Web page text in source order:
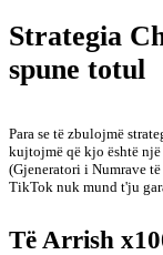
Strategia
spune totul
Para se të zbulojmë
kujtojmë që kjo është
(Gjeneratori i Numrave
TikTok nuk mund t'ju
Të Arrish